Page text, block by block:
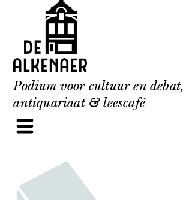
content
Podium voor cultuur en debat,
antiquariaat & leescafé